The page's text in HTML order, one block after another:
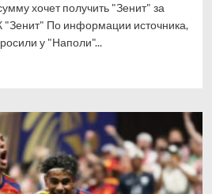
хочет получить "Зенит" за
"Зенит" По информации источника,
у "Наполи"...